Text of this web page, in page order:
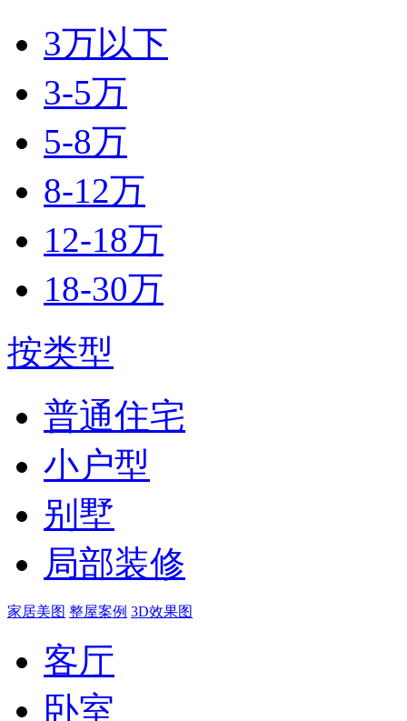
3万以下
3-5万
5-8万
8-12万
12-18万
18-30万
按类型
普通住宅
小户型
别墅
局部装修
家居美图 整屋案例 3D效果图
客厅
卧室